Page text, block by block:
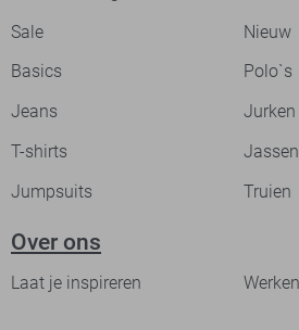
Sale
Nieuw
Basics
Polo`s
Jeans
Jurken
T-shirts
Jassen
Jumpsuits
Truien
Over ons
Laat je inspireren